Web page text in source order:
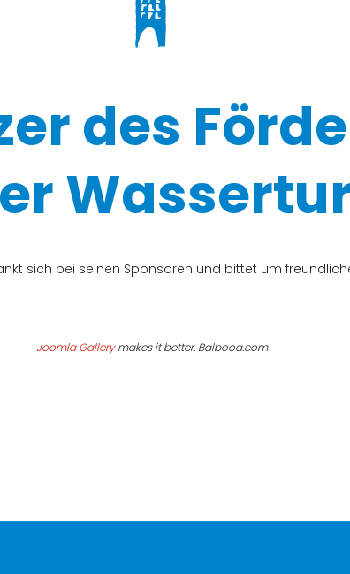
des
sich bei seinen Sponsoren und bittet um
Joomla Gallerymakes it better. Balbooa.com